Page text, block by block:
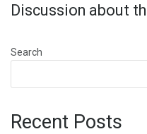
Discussion about
Search
Recent Posts